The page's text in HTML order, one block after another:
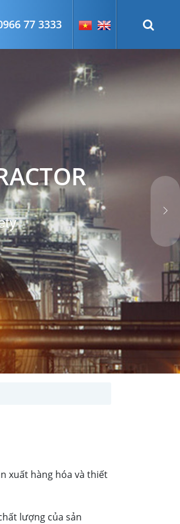
77 3333
xuất hàng hóa và thiết
lượng của sản